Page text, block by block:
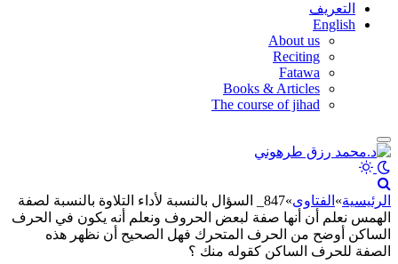
التعريف
English
About us
Reciting
Fatawa
Books & Articles
The course of jihad
الرئيسية» الفتاوى»
847_ السؤال بالنسبة لأداء التلاوة بالنسبة لصفة
الهمس نعلم أن أنها صفة لبعض الحروف ونعلم أنه يكون في الحرف
الساكن أوضح من الحرف المتحرك فهل الصحيح أن نظهر هذه
الصفة للحرف الساكن كقوله منك ؟